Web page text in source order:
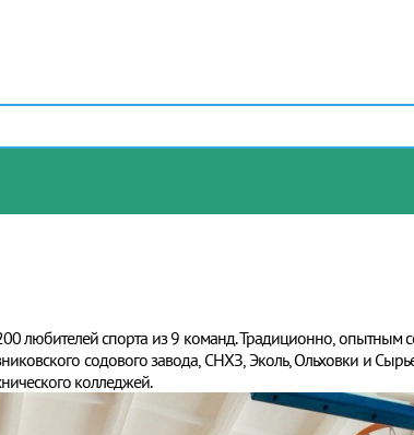
любителей спорта из 9 команд. Традиционно,
содового завода, СНХЗ, Эколь, Ольховки и
колледжей.